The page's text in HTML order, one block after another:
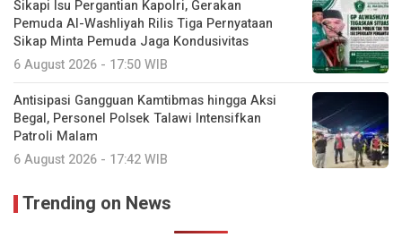
Sikapi Isu Pergantian Kapolri, Gerakan
Pemuda Al-Washliyah Rilis Tiga Pernyataan
Sikap Minta Pemuda Jaga Kondusivitas
6 August 2026 - 17:50 WIB
Antisipasi Gangguan Kamtibmas hingga Aksi
Begal, Personel Polsek Talawi Intensifkan
Patroli Malam
6 August 2026 - 17:42 WIB
Trending on News